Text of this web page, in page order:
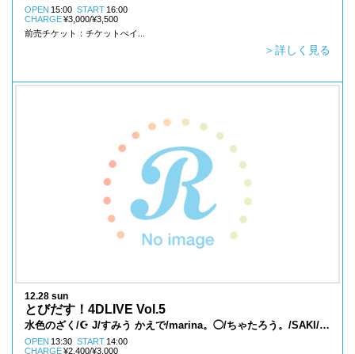
OPEN 15:00 START 16:00
CHARGE¥3,000/¥3,500
前売チケット：チケットぺイ...
＞詳しく見る
12.28 sun
とびだす！4DLIVE Vol.5
水色のざく/☪︎ J/すみう かえで/marina。◯/ちゃたろう。/SAKI/ぼ
んす/みやむーぜる/Akumatukai/そーと/あまね/のねむ/柚木みちる
OPEN 13:30 START 14:00
CHARGE¥2,400/¥3,000